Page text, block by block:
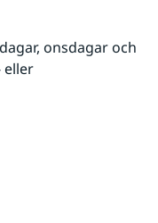
onsdagar och
eller